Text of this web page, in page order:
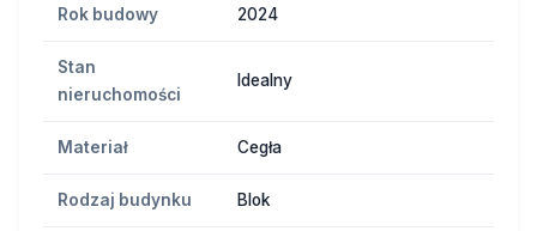
Rok budowy 2024
Stan
nieruchomości
Idealny
Materiał Cegła
Rodzaj budynku Blok